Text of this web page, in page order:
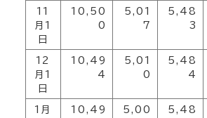
11
月1
日
10,50
0
5,01
7
5,48
3
12
月1
日
10,49
4
5,01
0
5,48
4
1月
10,49
5,00
5,48